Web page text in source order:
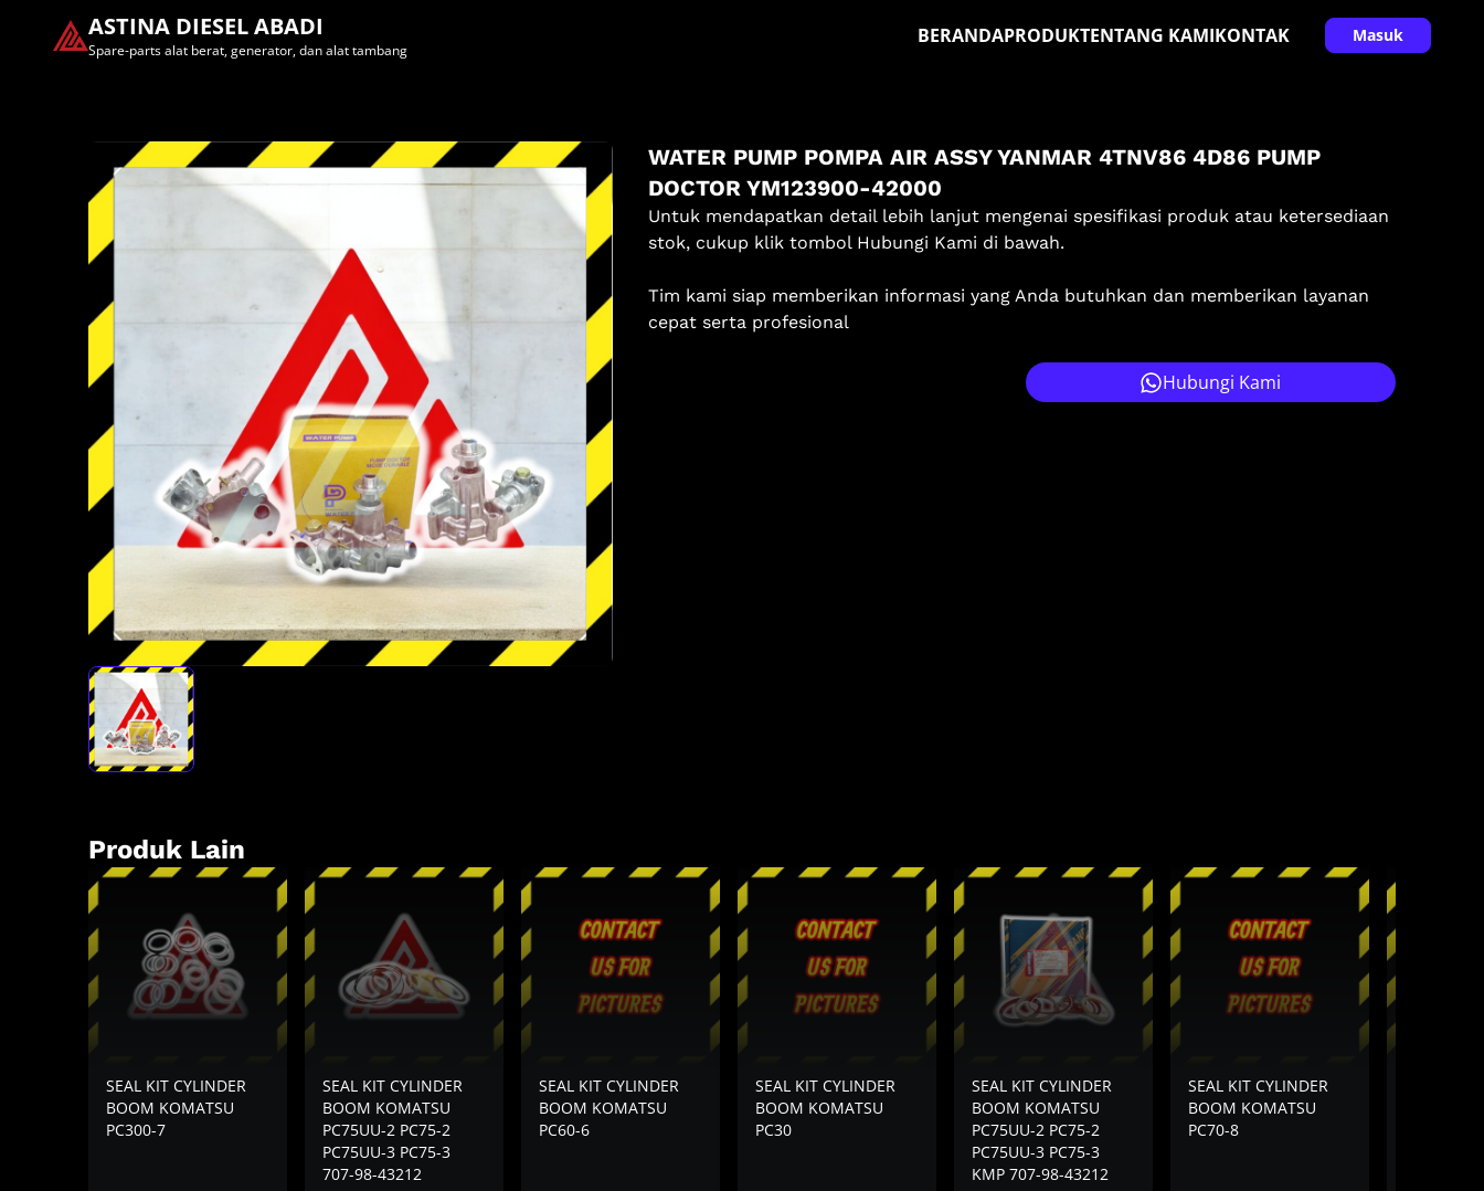
ASTINA DIESEL ABADI
Spare-parts alat berat, generator, dan alat tambang
BERANDAPRODUKTENTANG KAMIKONTAK Masuk
Masuk
Lanjutkan dengan Google
Dengan melanjutkan, kamu telah membaca dan setuju
dengan
Ketentuan Layanandan Kebijakan Privasikami.
WATER PUMP POMPA AIR ASSY YANMAR 4TNV86 4D86 PUMP
DOCTOR YM123900-42000
Untuk mendapatkan detail lebih lanjut mengenai spesifikasi produk atau ketersediaan
stok, cukup klik tombol Hubungi Kami di bawah.
Tim kami siap memberikan informasi yang Anda butuhkan dan memberikan layanan
cepat serta profesional
Hubungi Kami
Produk Lain
SEAL KIT CYLINDER
BOOM KOMATSU
PC300-7
SEAL KIT CYLINDER
BOOM KOMATSU
PC75UU-2 PC75-2
PC75UU-3 PC75-3
707-98-43212
SEAL KIT CYLINDER
BOOM KOMATSU
PC60-6
SEAL KIT CYLINDER
BOOM KOMATSU
PC30
SEAL KIT CYLINDER
BOOM KOMATSU
PC75UU-2 PC75-2
PC75UU-3 PC75-3
KMP 707-98-43212
SEAL KIT CYLINDER
BOOM KOMATSU
PC70-8